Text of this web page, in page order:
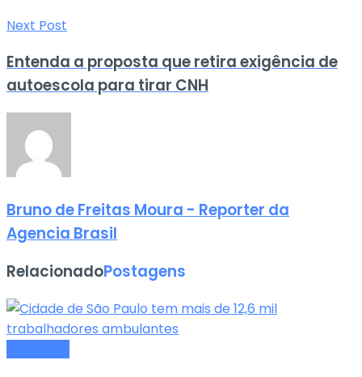
Next Post
Entenda a proposta que retira exigência de
autoescola para tirar CNH
Bruno de Freitas Moura - Reporter da
Agencia Brasil
RelacionadoPostagens